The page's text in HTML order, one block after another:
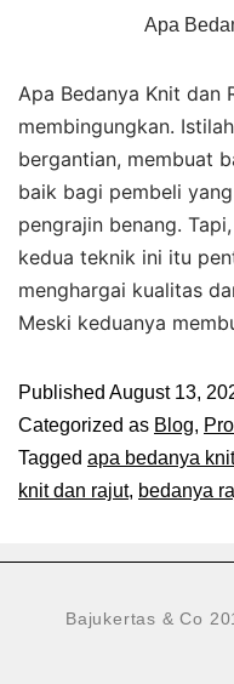
Apa
Apa Bedanya Knit dan
membingungkan.
bergantian, membuat
baik bagi pembeli
pengrajin benang.
kedua teknik ini itu
menghargai kualitas
Meski keduanya
Published August 13,
Categorized as Blog,
Tagged apa bedanya
knit dan rajut, bedanya
Bajukertas & Co